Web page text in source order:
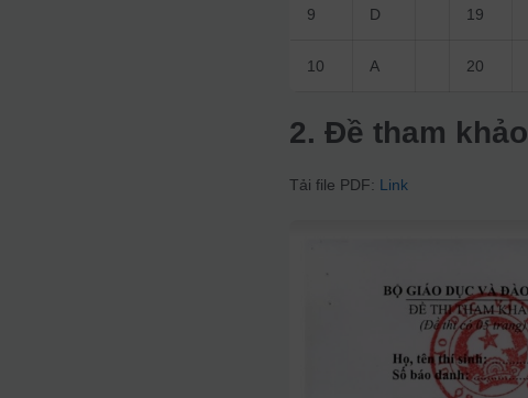
9 D 19
10 A 20
2. Đề tham khảo
Tải file PDF: Link